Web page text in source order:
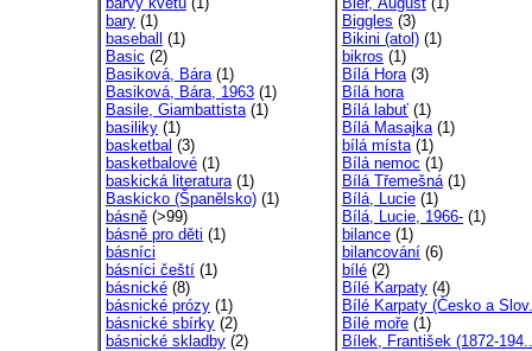
bary (1)
baseball (1)
Basic (2)
Basiková, Bára(1)
Basiková, Bára, 1963 (1)
Basile, Giambattista(1)
basiliky (1)
basketbal (3)
basketbalové (1)
baskická literatura(1)
Baskicko (Španělsko) (1)
básně (>99)
básně pro děti (1)
básníci
básníci čeští (1)
básnické (8)
básnické prózy (1)
básnické sbírky (2)
básnické skladby (2)
Biggles (3)
Bikini (atol) (1)
bikros (1)
Bílá Hora(3)
Bílá hora
Bílá labuť (1)
Bílá Masajka(1)
bílá místa(1)
Bílá nemoc (1)
Bílá Třemešná(1)
Bílá, Lucie (1)
Bílá, Lucie, 1966- (1)
bilance (1)
bilancování (6)
bílé (2)
Bílé Karpaty (4)
Bílé Karpaty (Česko a
Bílé moře (1)
Bílek, František (1872-194..